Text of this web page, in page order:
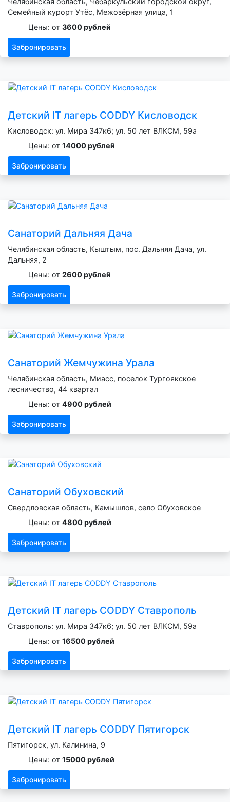
Семейный курорт Утёс, Межозёрная улица, 1
Цены: от 3600 рублей
Забронировать
Детский IT лагерь CODDY Кисловодск
Кисловодск: ул. Мира 347к6; ул. 50 лет ВЛКСМ, 59а
Цены: от 14000 рублей
Забронировать
Санаторий Дальняя Дача
Челябинская область, Кыштым, пос. Дальняя Дача, ул.
Дальняя, 2
Цены: от 2600 рублей
Забронировать
Санаторий Жемчужина Урала
Челябинская область, Миасс, поселок Тургоякское
лесничество, 44 квартал
Цены: от 4900 рублей
Забронировать
Санаторий Обуховский
Свердловская область, Камышлов, село Обуховское
Цены: от 4800 рублей
Забронировать
Детский IT лагерь CODDY Ставрополь
Ставрополь: ул. Мира 347к6; ул. 50 лет ВЛКСМ, 59а
Цены: от 16500 рублей
Забронировать
Детский IT лагерь CODDY Пятигорск
Пятигорск, ул. Калинина, 9
Цены: от 15000 рублей
Забронировать